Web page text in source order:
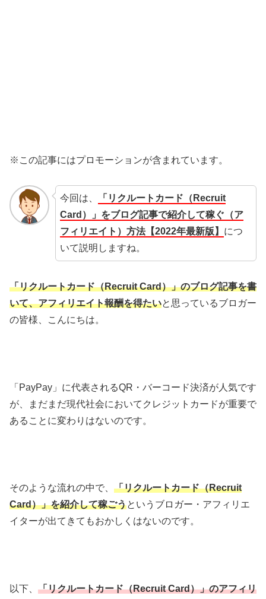
※この記事にはプロモーションが含まれています。
今回は、
「リクルートカード（Recruit
Card）」をブログ記事で紹介して稼ぐ（ア
フィリエイト）方法【2022年最新版】 につ
いて説明しますね。
「リクルートカード（Recruit Card）」のブログ記事を書
いて、アフィリエイト報酬を得たいと思っているブロガー
の皆様、こんにちは。
「PayPay」に代表されるQR・バーコード決済が人気です
が、まだまだ現代社会においてクレジットカードが重要で
あることに変わりはないのです。
そのような流れの中で、 「リクルートカード（Recruit
Card）」を紹介して稼ごうというブロガー・アフィリエ
イターが出てきてもおかしくはないのです。
以下、 「リクルートカード（Recruit Card）」のアフィリ